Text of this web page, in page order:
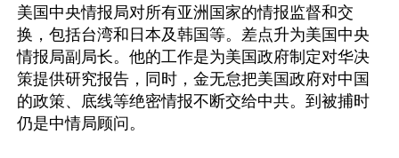
美国中央情报局对所有亚洲国家的情报监督和交
换，包括台湾和日本及韩国等。差点升为美国中央
情报局副局长。他的工作是为美国政府制定对华决
策提供研究报告，同时，金无怠把美国政府对中国
的政策、底线等绝密情报不断交给中共。到被捕时
仍是中情局顾问。